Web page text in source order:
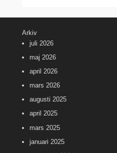
Arkiv
juli 2026
maj 2026
april 2026
mars 2026
augusti 2025
april 2025
mars 2025
januari 2025